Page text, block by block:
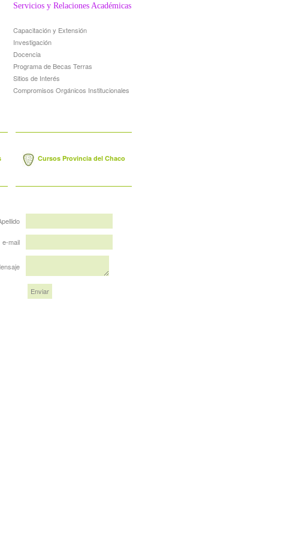
Servicios y Relaciones Académicas
Capacitación y Extensión
Investigación
Docencia
Programa de Becas Terras
Sitios de Interés
Compromisos Orgánicos Institucionales
Cursos Provincia del Chaco
e-mail